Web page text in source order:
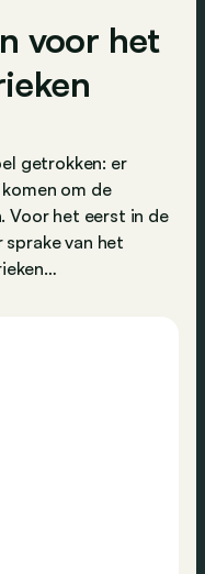
voor het
getrokken: er
om de
Voor het eerst in de
van het